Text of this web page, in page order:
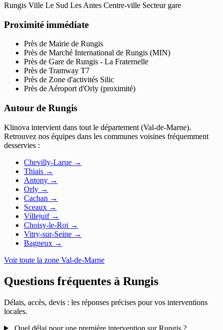
Rungis Ville Le Sud Les Antes Centre-ville Secteur gare
Proximité immédiate
Près de Mairie de Rungis
Près de Marché International de Rungis (MIN)
Près de Gare de Rungis - La Fraternelle
Près de Tramway T7
Près de Zone d'activités Silic
Près de Aéroport d'Orly (proximité)
Autour de Rungis
Klinova intervient dans tout le département (Val-de-Marne).
Retrouvez nos équipes dans les communes voisines fréquemment
desservies :
Chevilly-Larue →
Thiais →
Antony →
Orly →
Cachan →
Sceaux →
Villejuif →
Choisy-le-Roi →
Vitry-sur-Seine →
Bagneux →
Voir toute la zone Val-de-Marne
Questions fréquentes à Rungis
Délais, accès, devis : les réponses précises pour vos interventions
locales.
Quel délai pour une première intervention sur Rungis ?